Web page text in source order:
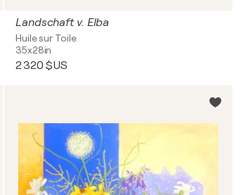
Landschaft v. Elba
Huile sur Toile
35x28in
2 320 $US